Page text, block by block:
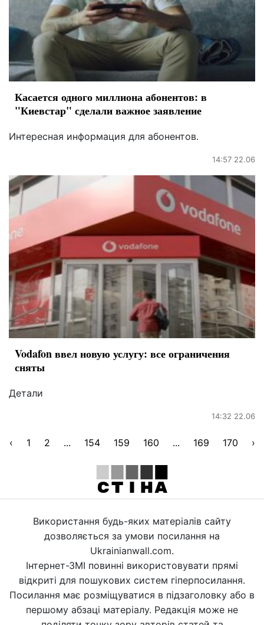
Касается одного миллиона абонентов: в
"Киевстар" сделали важное заявление
Интересная информация для абонентов.
14:57 22.06
Vodafon ввел новую услугу: все ограничения
сняты
Детали
14:32 22.06
‹ 1 2 ... 154 159 160 ... 169 170 ›
Використання будь-яких матеріалів сайту
дозволяється за умови посилання на
Ukrainianwall.com.
Інтернет-ЗМІ повинні використовувати прямі
відкриті для пошукових систем гіперпосилання.
Посилання має розміщуватися в підзаголовку або в
першому абзаці матеріалу. Редакція може не